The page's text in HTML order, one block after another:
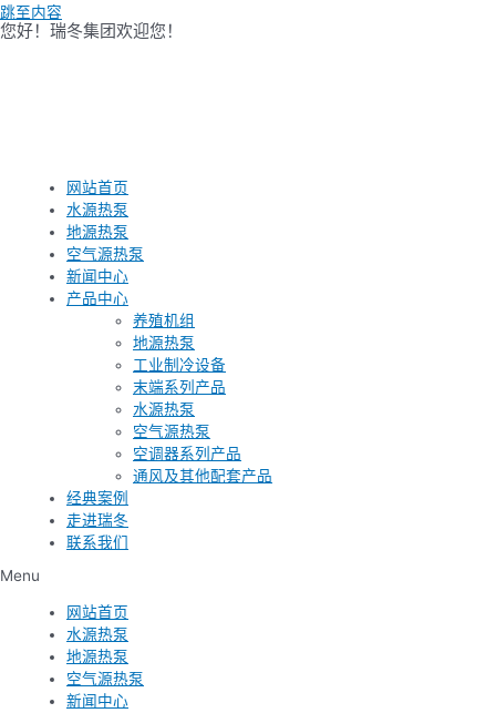
跳至内容
您好！瑞冬集团欢迎您！
网站首页
水源热泵
地源热泵
空气源热泵
新闻中心
产品中心
养殖机组
地源热泵
工业制冷设备
末端系列产品
水源热泵
空气源热泵
空调器系列产品
通风及其他配套产品
经典案例
走进瑞冬
联系我们
Menu
网站首页
水源热泵
地源热泵
空气源热泵
新闻中心